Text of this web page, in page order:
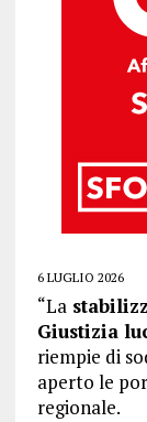
6 LUGLIO 2026
“La
Giustizia
riempie di
aperto le
regionale.